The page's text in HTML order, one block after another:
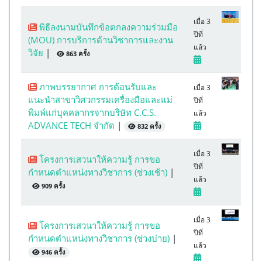
พิธีลงนามบันทึกข้อตกลงความร่วมมือ
(MOU) การบริการด้านวิชาการและงาน
วิจัย | 863 ครั้ง
เมื่อ 3
ปีที่
แล้ว
ภาพบรรยากาศ การต้อนรับและ
แนะนำสาขาวิศวกรรมเครื่องมือและแม่
พิมพ์แก่บุคคลากรจากบริษัท C.C.S.
ADVANCE TECH จำกัด | 832 ครั้ง
เมื่อ 3
ปีที่
แล้ว
โครงการเสวนาให้ความรู้ การขอ
กำหนดตำแหน่งทางวิชาการ (ช่วงเช้า) |
909 ครั้ง
เมื่อ 3
ปีที่
แล้ว
โครงการเสวนาให้ความรู้ การขอ
กำหนดตำแหน่งทางวิชาการ (ช่วงบ่าย) |
946 ครั้ง
เมื่อ 3
ปีที่
แล้ว